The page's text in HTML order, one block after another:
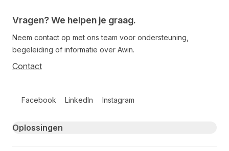
Vragen? We helpen je graag.
Neem contact op met ons team voor ondersteuning,
begeleiding of informatie over Awin.
Contact
Facebook LinkedIn Instagram
Primary footer navigation
Oplossingen